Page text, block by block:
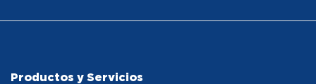
Productos y Servicios